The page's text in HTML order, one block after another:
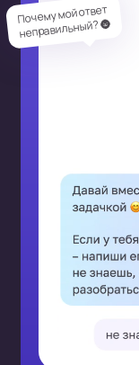
Почему мой ответ
неправильный? 🌚